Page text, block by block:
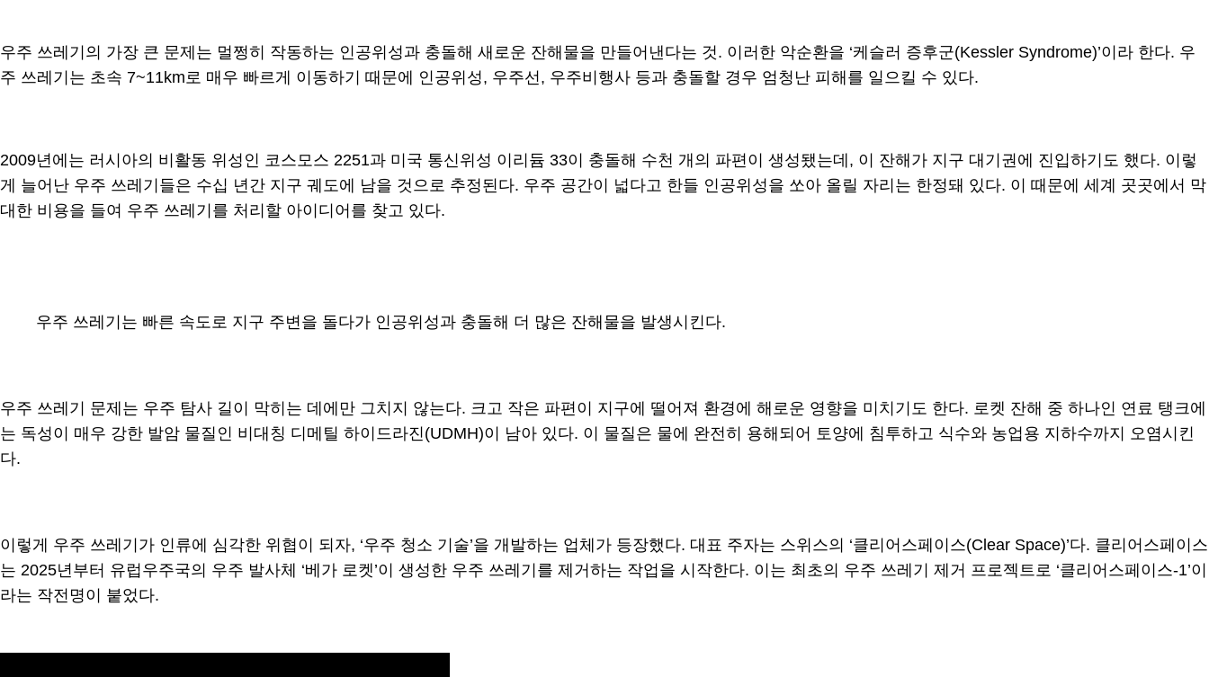
우주 쓰레기의 가장 큰 문제는 멀쩡히 작동하는 인공위성과 충돌해 새로운 잔해물을 만들어낸다는 것. 이러한 악순환을 ‘케슬러 증후군(Kessler Syndrome)’이라 한다. 우
주 쓰레기는 초속 7~11km로 매우 빠르게 이동하기 때문에 인공위성, 우주선, 우주비행사 등과 충돌할 경우 엄청난 피해를 일으킬 수 있다.
2009년에는 러시아의 비활동 위성인 코스모스 2251과 미국 통신위성 이리듐 33이 충돌해 수천 개의 파편이 생성됐는데, 이 잔해가 지구 대기권에 진입하기도 했다. 이렇
게 늘어난 우주 쓰레기들은 수십 년간 지구 궤도에 남을 것으로 추정된다. 우주 공간이 넓다고 한들 인공위성을 쏘아 올릴 자리는 한정돼 있다. 이 때문에 세계 곳곳에서 막
대한 비용을 들여 우주 쓰레기를 처리할 아이디어를 찾고 있다.
우주 쓰레기는 빠른 속도로 지구 주변을 돌다가 인공위성과 충돌해 더 많은 잔해물을 발생시킨다.
우주 쓰레기 문제는 우주 탐사 길이 막히는 데에만 그치지 않는다. 크고 작은 파편이 지구에 떨어져 환경에 해로운 영향을 미치기도 한다. 로켓 잔해 중 하나인 연료 탱크에
는 독성이 매우 강한 발암 물질인 비대칭 디메틸 하이드라진(UDMH)이 남아 있다. 이 물질은 물에 완전히 용해되어 토양에 침투하고 식수와 농업용 지하수까지 오염시킨
다.
이렇게 우주 쓰레기가 인류에 심각한 위협이 되자, ‘우주 청소 기술’을 개발하는 업체가 등장했다. 대표 주자는 스위스의 ‘클리어스페이스(Clear Space)’다. 클리어스페이스
는 2025년부터 유럽우주국의 우주 발사체 ‘베가 로켓’이 생성한 우주 쓰레기를 제거하는 작업을 시작한다. 이는 최초의 우주 쓰레기 제거 프로젝트로 ‘클리어스페이스-1’이
라는 작전명이 붙었다.